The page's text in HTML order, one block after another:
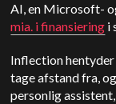
AI, en Microsoft-
mia. i finansiering i
Inflection
tage afstand fra,
personlig